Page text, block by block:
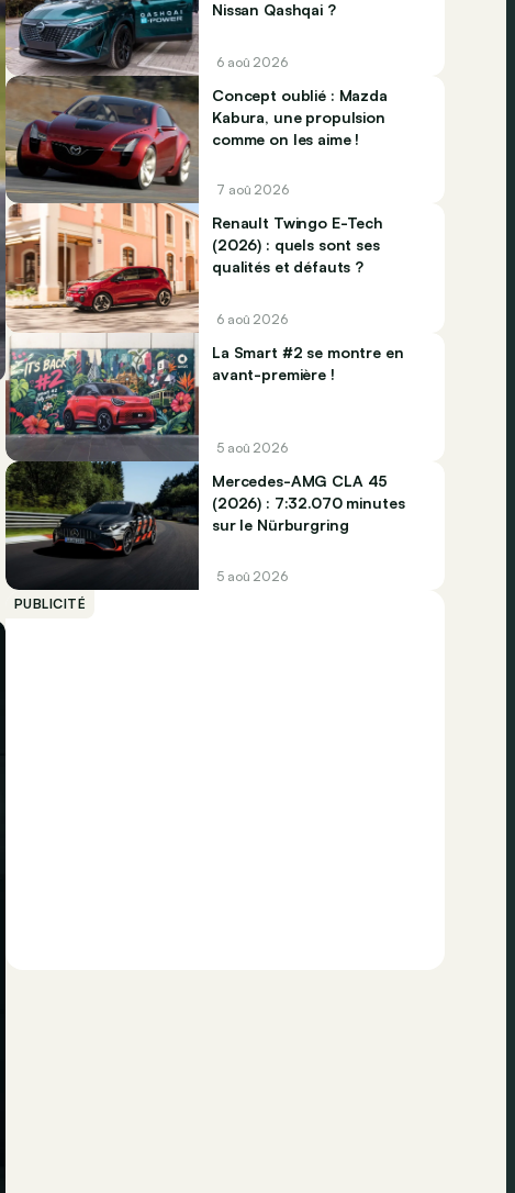
Nissan Qashqai ?
6 aoû 2026
Concept oublié : Mazda
Kabura, une propulsion
comme on les aime !
7 aoû 2026
Renault Twingo E-Tech
(2026) : quels sont ses
qualités et défauts ?
6 aoû 2026
La Smart #2 se montre en
avant-première !
5 aoû 2026
Mercedes-AMG CLA 45
(2026) : 7:32.070 minutes
sur le Nürburgring
5 aoû 2026
PUBLICITÉ